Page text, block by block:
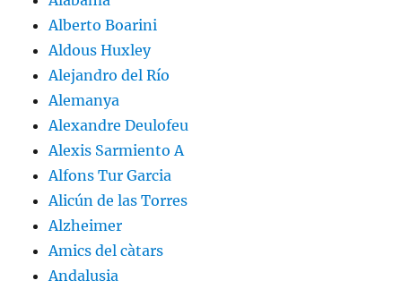
Alberto Boarini
Aldous Huxley
Alejandro del Río
Alemanya
Alexandre Deulofeu
Alexis Sarmiento A
Alfons Tur Garcia
Alicún de las Torres
Alzheimer
Amics del càtars
Andalusia